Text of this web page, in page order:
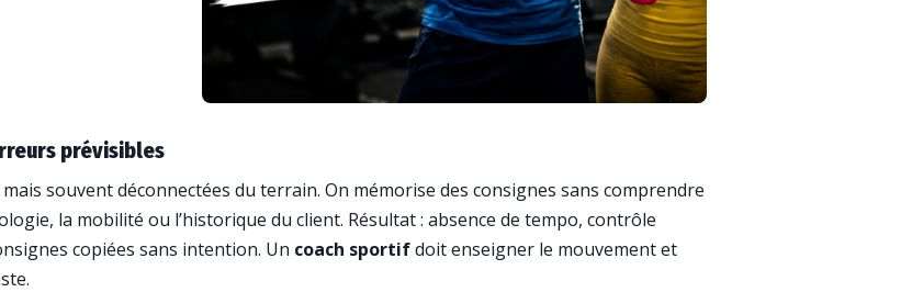
prévisibles
souvent déconnectées du terrain. On mémorise des consignes sans comprendre
la mobilité ou l’historique du client. Résultat : absence de tempo, contrôle
copiées sans intention. Un coach sportifdoit enseigner le mouvement et